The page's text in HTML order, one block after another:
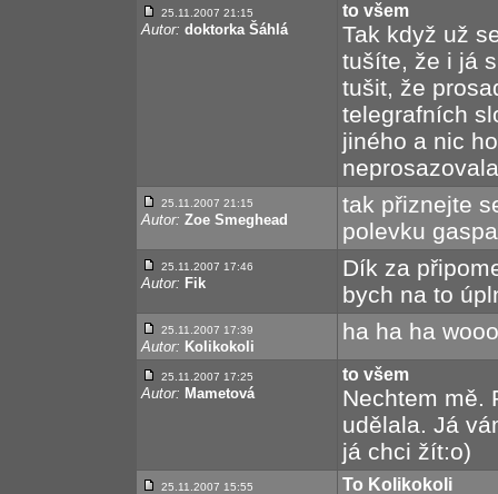
25.11.2007 21:15
Autor: doktorka Šáhlá
to všem
Tak když už
tušíte, že i já
tušit, že
telegrafních
jiného a nic
25.11.2007 21:15
Autor: Zoe Smeghead
tak přiznejte
polevku
25.11.2007 17:46
Autor: Fik
Dík za
bych na to
25.11.2007 17:39
Autor: Kolikokoli
ha ha ha
25.11.2007 17:25
Autor: Mametová
to všem
Nechtem mě.
udělala. Já
já chci žít:o)
25.11.2007 15:55 To Kolikokoli